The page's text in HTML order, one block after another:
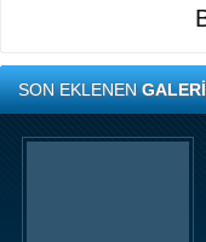
SON EKLENEN